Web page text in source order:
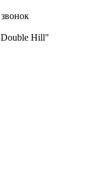
звонок
Hill"